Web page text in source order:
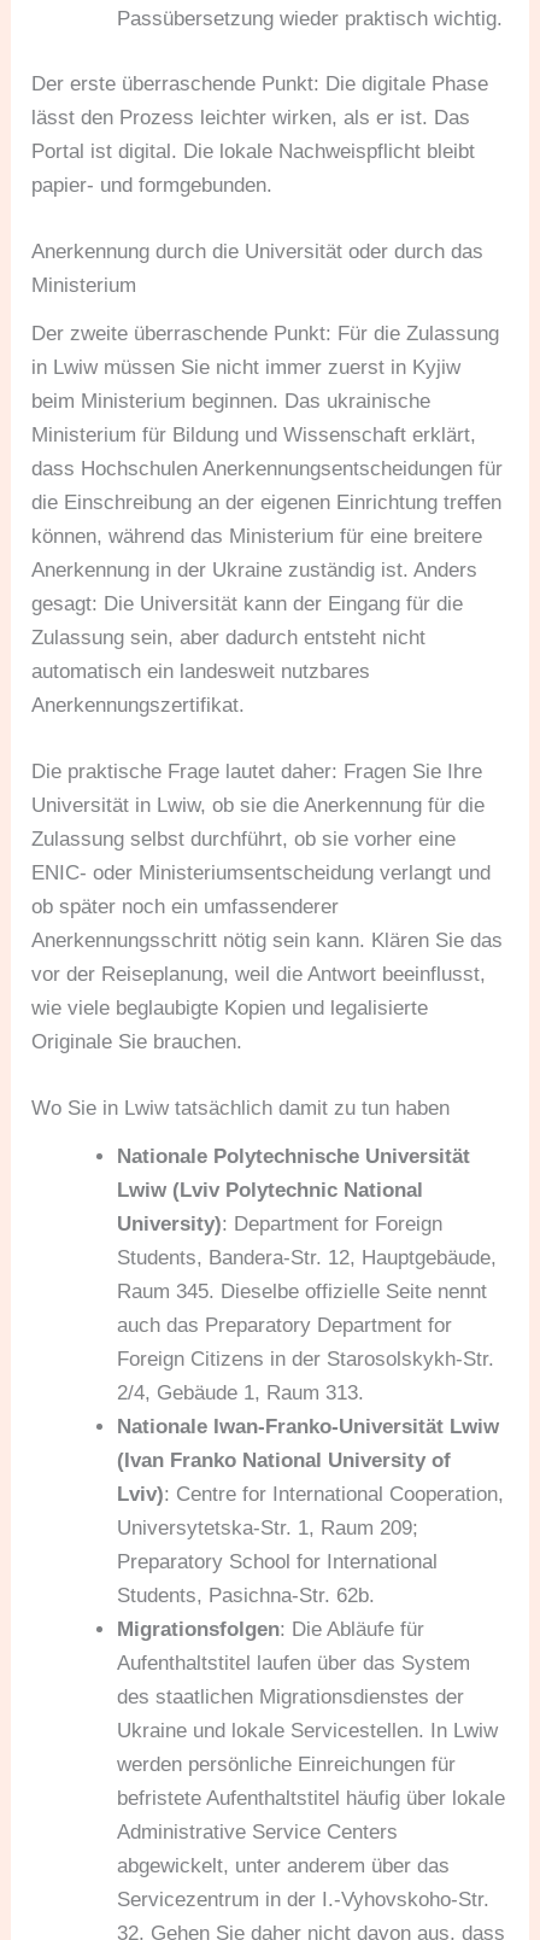
Passübersetzung wieder praktisch wichtig.
Der erste überraschende Punkt: Die digitale Phase
lässt den Prozess leichter wirken, als er ist. Das
Portal ist digital. Die lokale Nachweispflicht bleibt
papier- und formgebunden.
Anerkennung durch die Universität oder durch das
Ministerium
Der zweite überraschende Punkt: Für die Zulassung
in Lwiw müssen Sie nicht immer zuerst in Kyjiw
beim Ministerium beginnen. Das ukrainische
Ministerium für Bildung und Wissenschaft erklärt,
dass Hochschulen Anerkennungsentscheidungen für
die Einschreibung an der eigenen Einrichtung treffen
können, während das Ministerium für eine breitere
Anerkennung in der Ukraine zuständig ist. Anders
gesagt: Die Universität kann der Eingang für die
Zulassung sein, aber dadurch entsteht nicht
automatisch ein landesweit nutzbares
Anerkennungszertifikat.
Die praktische Frage lautet daher: Fragen Sie Ihre
Universität in Lwiw, ob sie die Anerkennung für die
Zulassung selbst durchführt, ob sie vorher eine
ENIC- oder Ministeriumsentscheidung verlangt und
ob später noch ein umfassenderer
Anerkennungsschritt nötig sein kann. Klären Sie das
vor der Reiseplanung, weil die Antwort beeinflusst,
wie viele beglaubigte Kopien und legalisierte
Originale Sie brauchen.
Wo Sie in Lwiw tatsächlich damit zu tun haben
Nationale Polytechnische Universität
Lwiw (Lviv Polytechnic National
University): Department for Foreign
Students, Bandera-Str. 12, Hauptgebäude,
Raum 345. Dieselbe offizielle Seite nennt
auch das Preparatory Department for
Foreign Citizens in der Starosolskykh-Str.
2/4, Gebäude 1, Raum 313.
Nationale Iwan-Franko-Universität Lwiw
(Ivan Franko National University of
Lviv): Centre for International Cooperation,
Universytetska-Str. 1, Raum 209;
Preparatory School for International
Students, Pasichna-Str. 62b.
Migrationsfolgen: Die Abläufe für
Aufenthaltstitel laufen über das System
des staatlichen Migrationsdienstes der
Ukraine und lokale Servicestellen. In Lwiw
werden persönliche Einreichungen für
befristete Aufenthaltstitel häufig über lokale
Administrative Service Centers
abgewickelt, unter anderem über das
Servicezentrum in der I.-Vyhovskoho-Str.
32. Gehen Sie daher nicht davon aus, dass